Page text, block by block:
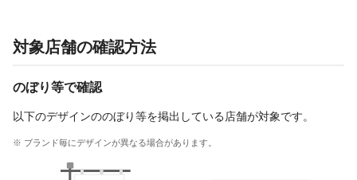
対象店舗の確認方法
のぼり等で確認
以下のデザインののぼり等を掲出している店舗が対象です。
※ ブランド毎にデザインが異なる場合があります。